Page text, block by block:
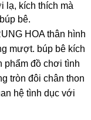
lạ, kích thích mà
bê.